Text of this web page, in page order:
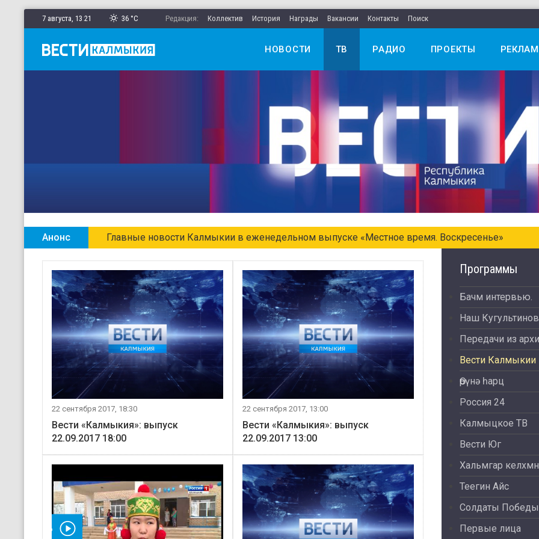
7 августа, 13:21 36 °C Редакция: Коллектив История Награды Вакансии Контакты Поиск
НОВОСТИ ТВ РАДИО ПРОЕКТЫ
Анонс Главные новости Калмыкии в еженедельном выпуске «Местное время. Воскресенье»
22 сентября 2017, 18:30
Вести «Калмыкия»: выпуск
22.09.2017 18:00
22 сентября 2017, 13:00
Вести «Калмыкия»: выпуск
22.09.2017 13:00
видео
Программы
Бачм интервью.
Наш Кугультинов
Передачи из
Вести Калмыкии
Өрүнә һарц
Россия 24
Калмыцкое ТВ
Вести Юг
Хальмгар келхмн
Теегин Айс
Солдаты Победы
Первые лица